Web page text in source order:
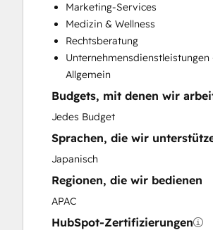
Paid Advertising
Programmable Automation
Marketing-Services
Medizin & Wellness
Rechtsberatung
Unternehmensdienstleistungen
Allgemein
Budgets, mit denen wir
Jedes Budget
Sprachen, die wir
Japanisch
Regionen, die wir bedienen
APAC
HubSpot-Zertifizierungen